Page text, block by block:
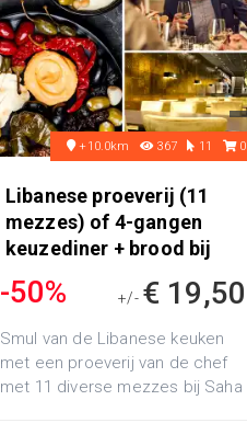
+10.0km 367 11 0
Libanese proeverij (11
mezzes) of 4-gangen
keuzediner + brood bij
-50% +/- € 19,50
Smul van de Libanese keuken
met een proeverij van de chef
met 11 diverse mezzes bij Saha